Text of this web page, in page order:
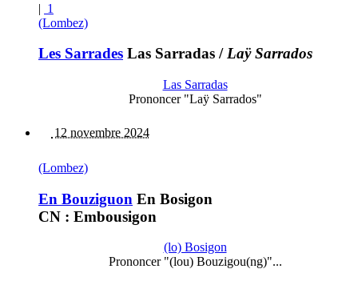
| 1
(Lombez)
Les Sarrades Las Sarradas /Laÿ Sarrados
Las Sarradas
Prononcer "Laÿ Sarrados"
12 novembre 2024
(Lombez)
En Bouziguon En Bosigon
CN : Embousigon
(lo) Bosigon
Prononcer "(lou) Bouzigou(ng)"...